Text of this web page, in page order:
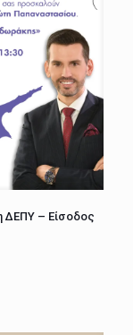
ΔΕΠΥ – Είσοδος